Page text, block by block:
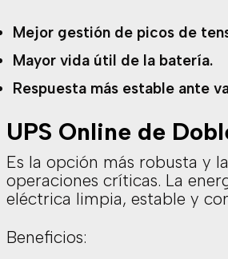
Mejor gestión de picos de
Mayor vida útil de la batería.
Respuesta más estable ante
UPS Online de
Es la opción más robusta y
operaciones críticas. La
eléctrica limpia, estable y
Beneficios: